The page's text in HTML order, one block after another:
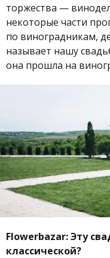
торжества —
некоторые части
по виноградникам,
называет нашу
она прошла на
Flowerbazar:Эту
классической?